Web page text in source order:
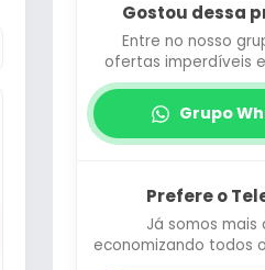
Gostou dessa
Entre no nosso
ofertas imperdíveis
Grupo
Prefere o
Já somos mais
economizando todos